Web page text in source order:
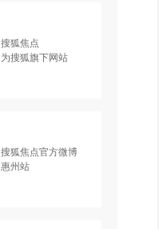
搜狐焦点
为搜狐旗下网站
搜狐焦点官方微博
惠州站